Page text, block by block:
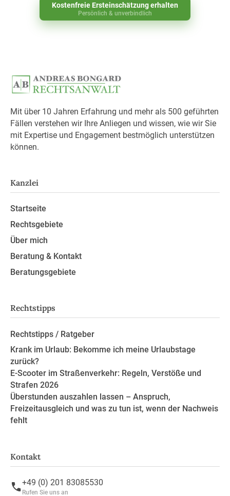
Kostenfreie Ersteinschätzung erhalten
Persönlich & unverbindlich
Mit über 10 Jahren Erfahrung und mehr als 500 geführten
Fällen verstehen wir Ihre Anliegen und wissen, wie wir Sie
mit Expertise und Engagement bestmöglich unterstützen
können.
Kanzlei
Startseite
Rechtsgebiete
Über mich
Beratung & Kontakt
Beratungsgebiete
Rechtstipps
Rechtstipps / Ratgeber
Krank im Urlaub: Bekomme ich meine Urlaubstage
zurück?
E-Scooter im Straßenverkehr: Regeln, Verstöße und
Strafen 2026
Überstunden auszahlen lassen – Anspruch,
Freizeitausgleich und was zu tun ist, wenn der Nachweis
fehlt
Kontakt
+49 (0) 201 83085530
Rufen Sie uns an